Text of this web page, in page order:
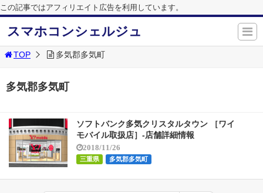
この記事ではアフィリエイト広告を利用しています。
スマホコンシェルジュ
TOP 多気郡多気町
多気郡多気町
ソフトバンク多気クリスタルタウン ［ワイ
モバイル取扱店］-店舗詳細情報
2018/11/26
三重県 多気郡多気町